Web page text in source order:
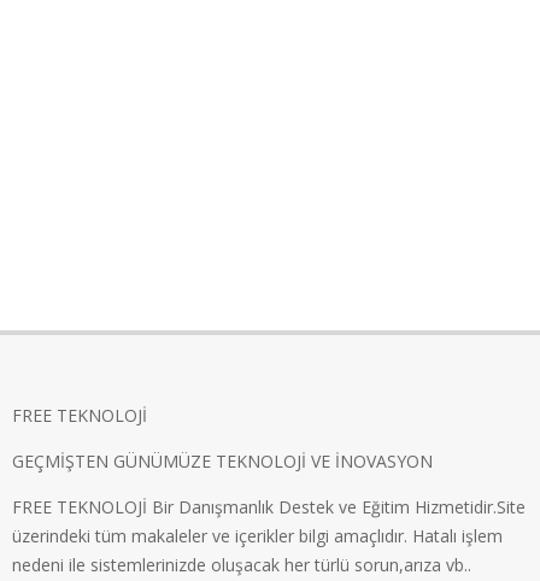
FREE TEKNOLOJİ
GEÇMİŞTEN GÜNÜMÜZE TEKNOLOJİ VE İNOVASYON
FREE TEKNOLOJİ Bir Danışmanlık Destek ve Eğitim Hizmetidir.Site
üzerindeki tüm makaleler ve içerikler bilgi amaçlıdır. Hatalı işlem
nedeni ile sistemlerinizde oluşacak her türlü sorun,arıza vb..